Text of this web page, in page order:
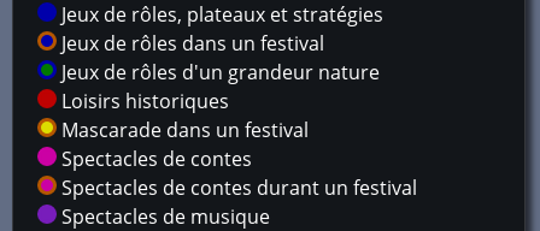
Jeux de rôles, plateaux et stratégies
Jeux de rôles dans un festival
Jeux de rôles d'un grandeur nature
Loisirs historiques
Mascarade dans un festival
Spectacles de contes
Spectacles de contes durant un festival
Spectacles de musique